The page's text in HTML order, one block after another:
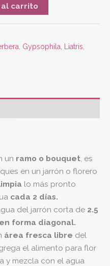
carrito
Gypsophila Liatris
un ramo o bouquet, es
en un jarrón o florero
lo más pronto
cada 2 días.
del jarrón corta de 2.5
forma diagonal.
área fresca libre del
el alimento para flor
y mezcla con el agua